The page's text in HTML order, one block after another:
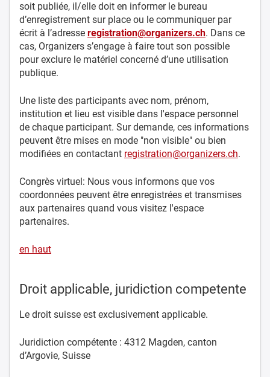
soit publiée, il/elle doit en informer le bureau
d’enregistrement sur place ou le communiquer par
écrit à l’adresse registration@organizers.ch. Dans ce
cas, Organizers s’engage à faire tout son possible
pour exclure le matériel concerné d’une utilisation
publique.
Une liste des participants avec nom, prénom,
institution et lieu est visible dans l'espace personnel
de chaque participant. Sur demande, ces informations
peuvent être mises en mode "non visible" ou bien
modifiées en contactant registration@organizers.ch.
Congrès virtuel: Nous vous informons que vos
coordonnées peuvent être enregistrées et transmises
aux partenaires quand vous visitez l'espace
partenaires.
en haut
Droit applicable, juridiction competente
Le droit suisse est exclusivement applicable.
Juridiction compétente : 4312 Magden, canton
d’Argovie, Suisse